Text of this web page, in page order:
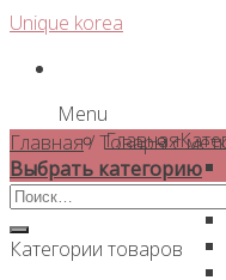
Skip
content
Unique korea
Menu
Главная
Главная/Товары с
Выбрать категорию
Искать:
Категории товаров